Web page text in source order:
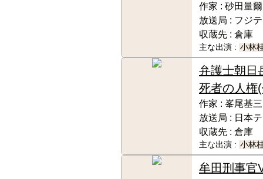
作家 : 砂田量爾
放送局 : フジ
収蔵先 : 倉庫
主な出演 : 小林
弁護士朝
死者の人権
作家 : 峯尾基三
放送局 : 日本
収蔵先 : 倉庫
主な出演 : 小林
牟田刑事官